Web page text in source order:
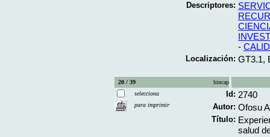
Descriptores:
-
Localización: GT3.1,
20 / 39
bincap
selecciona
para imprimir
Id: 2740
Autor: Ofosu
Título:
salud